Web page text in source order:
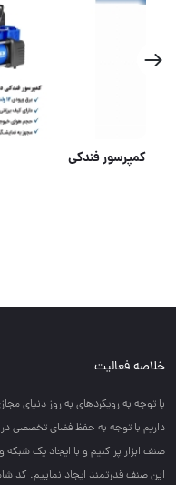
کمپرسور فندکی
خلاصه فعالیت
با توجه به رويكردهاي به روز دنياي
داريم با توجه به حفظ فضاي تخصصي در
صنف ابزار پر كنيم و با ايجاد يك شبكه
اين صنف قدرتمند ايجاد نماييم. کد شامد: 1-1-756538-